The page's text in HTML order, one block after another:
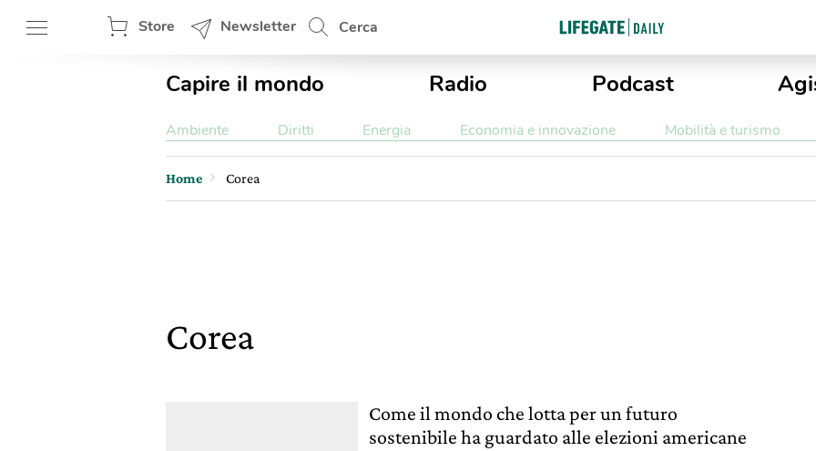
Store Newsletter Cerca
Capire il mondo Radio Podcast
Ambiente Diritti Energia Economia e innovazione Mobilità e turismo
Home Corea
Corea
Come il mondo che lotta per un futuro
sostenibile ha guardato alle elezioni americane